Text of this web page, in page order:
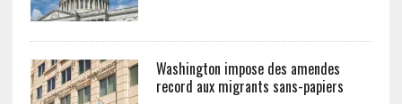
Washington impose des amendes
record aux migrants sans-papiers